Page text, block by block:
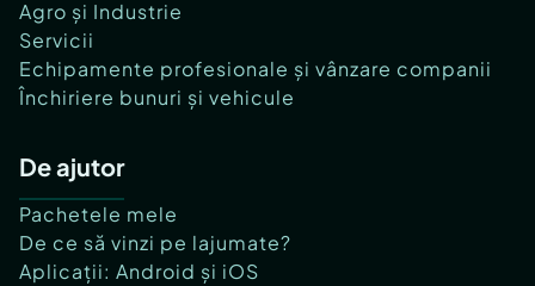
Agro și Industrie
Servicii
Echipamente profesionale și vânzare companii
Închiriere bunuri și vehicule
De ajutor
Pachetele mele
De ce să vinzi pe lajumate?
Aplicații: Android și iOS